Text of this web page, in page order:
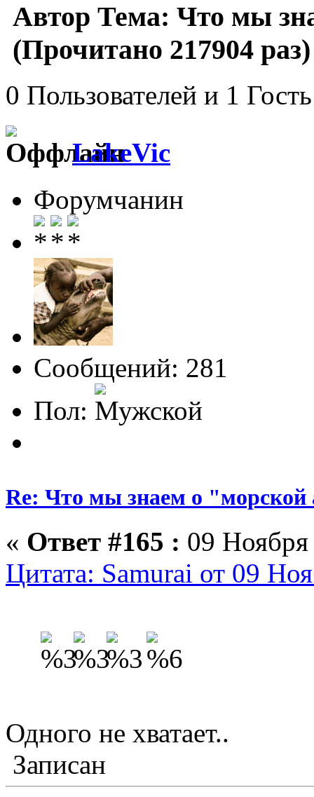
Автор Тема: Что мы
(Прочитано 217904 раз)
0 Пользователей и 1
LakeVic
Форумчанин
Сообщений: 281
Пол:
Re: Что мы знаем о "морской
« Ответ #165 : 09
Цитата: Samurai от 09
Одного не хватает..
Записан